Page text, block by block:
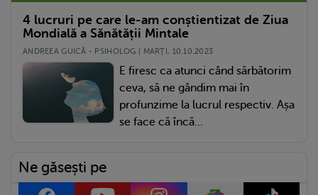
4 lucruri pe care le-am conștientizat de Ziua
Mondială a Sănătății Mintale
ANDREEA GUICĂ - PSIHOLOG | MARŢI, 10.10.2023
E firesc ca atunci când sărbătorim
ceva, să ne gândim mai în
profunzime la lucrul respectiv. Așa
se face că încă...
Ne găsești pe